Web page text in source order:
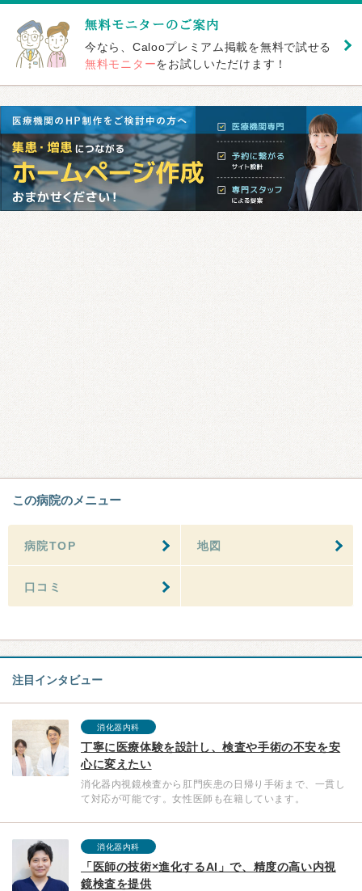
今なら、Calooプレミアム掲載を無料で試せる
無料モニターをお試しいただけます！
この病院のメニュー
病院TOP 地図
口コミ
注目インタビュー
消化器内科
丁寧に医療体験を設計し、検査や手術の不安を安
心に変えたい
消化器内視鏡検査から肛門疾患の日帰り手術まで、一貫し
て対応が可能です。女性医師も在籍しています。
消化器内科
「医師の技術×進化するAI」で、精度の高い内視
鏡検査を提供